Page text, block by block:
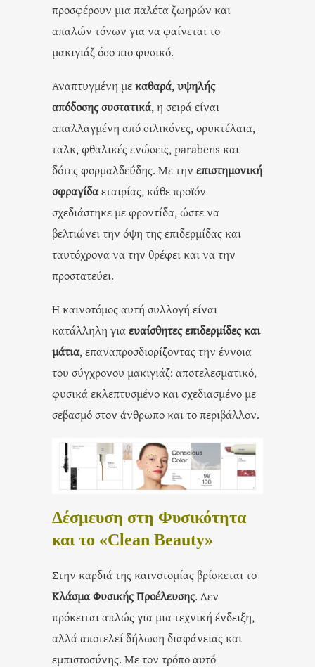
προσφέρουν μια παλέτα ζωηρών και
απαλών τόνων για να φαίνεται το
μακιγιάζ όσο πιο φυσικό.
Αναπτυγμένη μεκαθαρά, υψηλής
απόδοσης συστατικά, η σειρά είναι
απαλλαγμένη από σιλικόνες, ορυκτέλαια,
ταλκ, φθαλικές ενώσεις, parabens και
δότες φορμαλδεΰδης. Με την επιστημονική
σφραγίδαεταιρίας, κάθε προϊόν
σχεδιάστηκε με φροντίδα, ώστε να
βελτιώνει την όψη της επιδερμίδας και
ταυτόχρονα να την θρέφει και να την
προστατεύει.
Η καινοτόμος αυτή συλλογή είναι
κατάλληλη γιαευαίσθητες επιδερμίδες και
μάτια, επαναπροσδιορίζοντας την έννοια
του σύγχρονου μακιγιάζ: αποτελεσματικό,
φυσικά εκλεπτυσμένο και σχεδιασμένο με
σεβασμό στον άνθρωπο και το περιβάλλον.
Δέσμευση στη Φυσικότητα
και το «Clean Beauty»
Στην καρδιά της καινοτομίας βρίσκεται το
Κλάσμα Φυσικής Προέλευσης. Δεν
πρόκειται απλώς για μια τεχνική ένδειξη,
αλλά αποτελεί δήλωση διαφάνειας και
εμπιστοσύνης. Με τον τρόπο αυτό